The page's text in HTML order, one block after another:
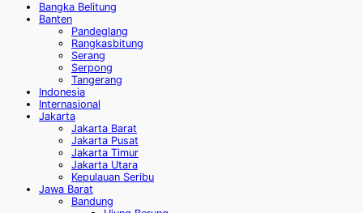
Bangka Belitung
Banten
Pandeglang
Rangkasbitung
Serang
Serpong
Tangerang
Indonesia
Internasional
Jakarta
Jakarta Barat
Jakarta Pusat
Jakarta Timur
Jakarta Utara
Kepulauan Seribu
Jawa Barat
Bandung